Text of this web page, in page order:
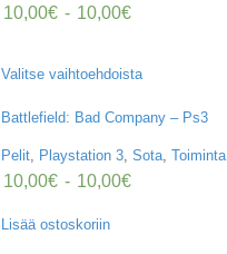
10,00€ - 10,00€
Valitse vaihtoehdoista
Battlefield: Bad Company – Ps3
Pelit, Playstation 3, Sota, Toiminta
10,00€ - 10,00€
Lisää ostoskoriin